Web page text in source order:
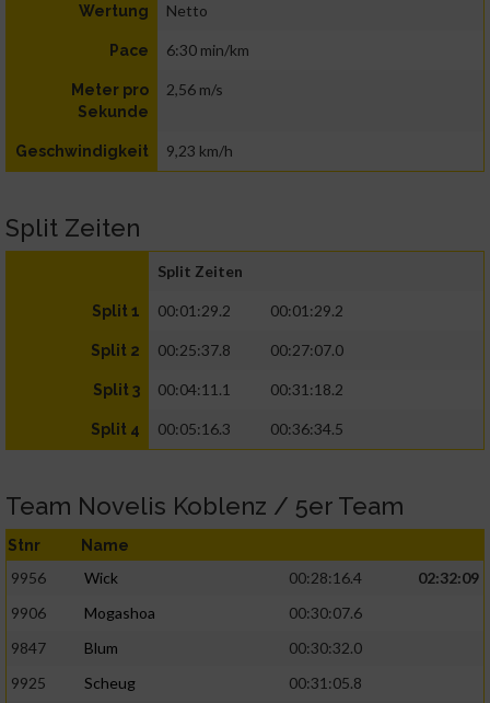
Wertung Netto
Pace 6:30 min/km
Meter pro
Sekunde
2,56 m/s
Geschwindigkeit 9,23 km/h
Split Zeiten
Split Zeiten
Split 1 00:01:29.2 00:01:29.2
Split 2 00:25:37.8 00:27:07.0
Split 3 00:04:11.1 00:31:18.2
Split 4 00:05:16.3 00:36:34.5
Team Novelis Koblenz / 5er Team
Stnr Name
9956 Wick 00:28:16.4
02:32:09
9906
Mogashoa
00:30:07.6
9847
Blum
00:30:32.0
9925
Scheug
00:31:05.8